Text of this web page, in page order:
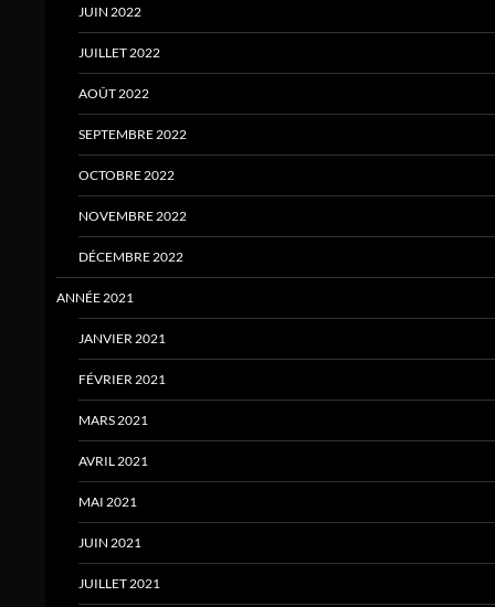
JUIN 2022
JUILLET 2022
AOÛT 2022
SEPTEMBRE 2022
OCTOBRE 2022
NOVEMBRE 2022
DÉCEMBRE 2022
ANNÉE 2021
JANVIER 2021
FÉVRIER 2021
MARS 2021
AVRIL 2021
MAI 2021
JUIN 2021
JUILLET 2021